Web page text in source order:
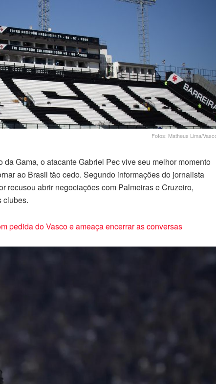
Fotos: Matheus Lima/
Gama, o atacante Gabriel Pec vive seu melhor momento
ao Brasil tão cedo. Segundo informações do jornalista
recusou abrir negociações com Palmeiras e Cruzeiro,
clubes.
pedida do Vasco e ameaça encerrar as conversas